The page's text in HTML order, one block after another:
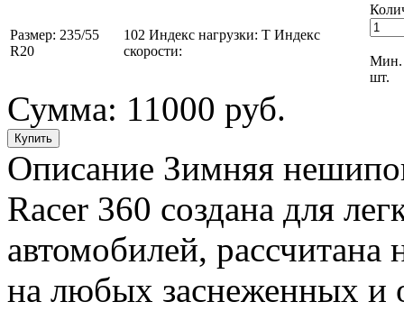
Размер: 235/55
R20
102 Индекс нагрузки: T Индекс
скорости:
Мин.
шт.
Сумма: 11000 руб.
Описание Зимняя
Racer 360 создана для
автомобилей,
на любых заснеженных и